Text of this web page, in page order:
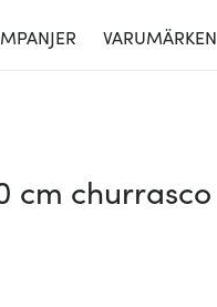
VARUMÄRKEN
cm churrasco